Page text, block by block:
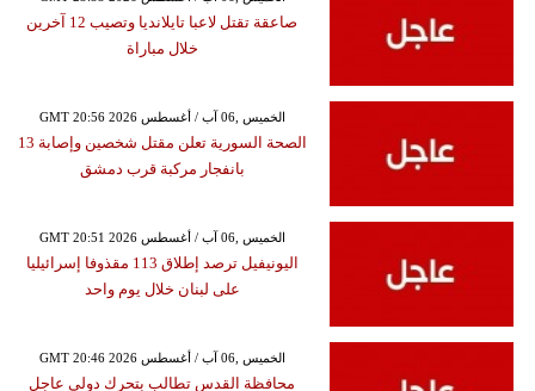
صاعقة تقتل لاعبا تايلانديا وتصيب 12 آخرين
خلال مباراة
GMT 20:56 2026 الخميس ,06 آب / أغسطس
الصحة السورية تعلن مقتل شخصين وإصابة 13
بانفجار مركبة قرب دمشق
GMT 20:51 2026 الخميس ,06 آب / أغسطس
اليونيفيل ترصد إطلاق 113 مقذوفا إسرائيليا
على لبنان خلال يوم واحد
GMT 20:46 2026 الخميس ,06 آب / أغسطس
محافظة القدس تطالب بتحرك دولي عاجل